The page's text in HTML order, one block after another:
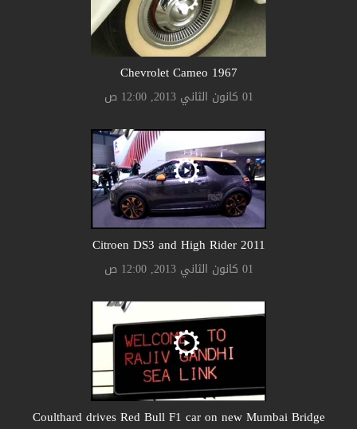
Chevrolet Cameo 1967
01 كانون الثاني 2013, 12:00 ص
Citroen DS3 and High Rider 2011
01 كانون الثاني 2013, 12:00 ص
Coulthard drives Red Bull F1 car on new Mumbai Bridge